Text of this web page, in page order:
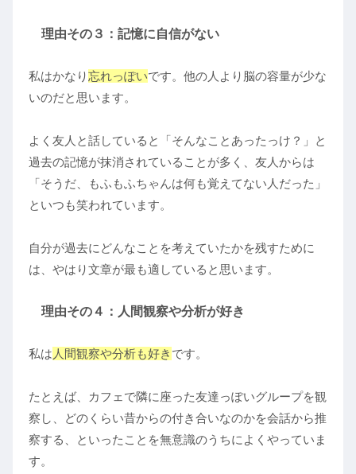
理由その３：記憶に自信がない
私はかなり忘れっぽいです。他の人より脳の容量が少な
いのだと思います。
よく友人と話していると「そんなことあったっけ？」と
過去の記憶が抹消されていることが多く、友人からは
「そうだ、もふもふちゃんは何も覚えてない人だった」
といつも笑われています。
自分が過去にどんなことを考えていたかを残すために
は、やはり文章が最も適していると思います。
理由その４：人間観察や分析が好き
私は 人間観察や分析も好き です。
たとえば、カフェで隣に座った友達っぽいグループを観
察し、どのくらい昔からの付き合いなのかを会話から推
察する、といったことを無意識のうちによくやっていま
す。